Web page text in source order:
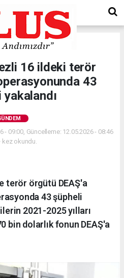
16 ildeki terör
43
yakalandı
- 09:00, Güncelleme: 12.05.2026 - 08:46
kez okundu.
terör örgütü DEAŞ'a
43 şüpheli
2021-2025 yılları
bin dolarlık fonun DEAŞ'a